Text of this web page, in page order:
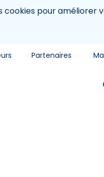
cookies pour améliorer
Partenaires